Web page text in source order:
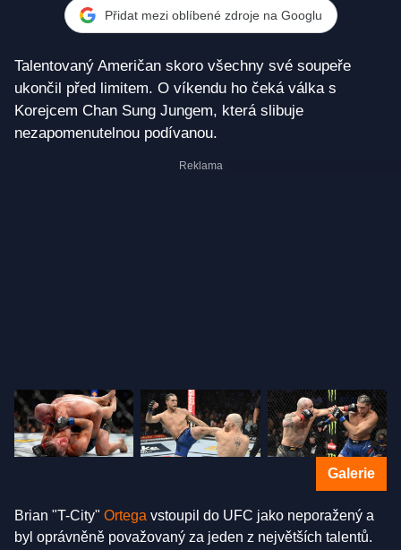
Přidat mezi oblíbené zdroje na Googlu
Talentovaný Američan skoro všechny své soupeře
ukončil před limitem. O víkendu ho čeká válka s
Korejcem Chan Sung Jungem, která slibuje
nezapomenutelnou podívanou.
Galerie
Brian "T-City" Ortega vstoupil do UFC jako neporažený a
byl oprávněně považovaný za jeden z největších talentů.